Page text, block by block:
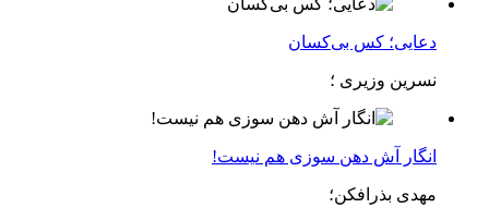
دعایی؛ کس بی‌کسان
نسرین وزیری ؛
انگار آش دهن سوزی هم نیست!
مهدی بذرافکن؛